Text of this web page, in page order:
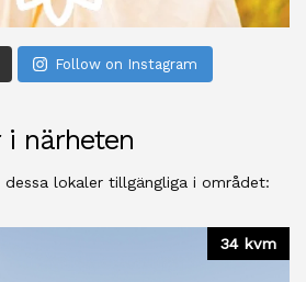
Follow on Instagram
i närheten
lokaler tillgängliga i området:
34 kvm